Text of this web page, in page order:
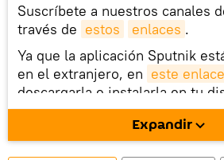
Suscríbete a nuestros canales
través de estos enlaces .
Ya que la aplicación Sputnik
en el extranjero, en este enlace
descargarla e instalarla en tu
móvil (¡solo para Android!).
También tenemos una cuenta
social rusa VK .
Expandir